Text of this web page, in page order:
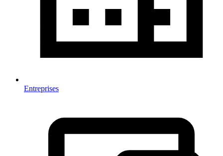
Entreprises